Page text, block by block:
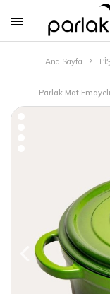
Ana Sayfa
Parlak Mat